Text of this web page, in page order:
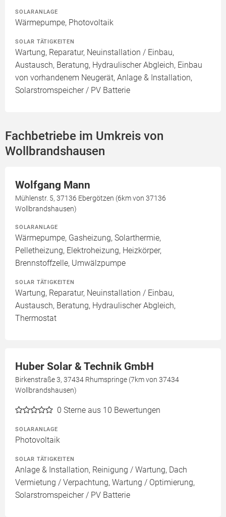
SOLARANLAGE
Wärmepumpe, Photovoltaik
SOLAR TÄTIGKEITEN
Wartung, Reparatur, Neuinstallation / Einbau,
Austausch, Beratung, Hydraulischer Abgleich, Einbau
von vorhandenem Neugerät, Anlage & Installation,
Solarstromspeicher / PV Batterie
Fachbetriebe im Umkreis von
Wollbrandshausen
Wolfgang Mann
Mühlenstr. 5, 37136 Ebergötzen (6km von 37136
Wollbrandshausen)
SOLARANLAGE
Wärmepumpe, Gasheizung, Solarthermie,
Pelletheizung, Elektroheizung, Heizkörper,
Brennstoffzelle, Umwälzpumpe
SOLAR TÄTIGKEITEN
Wartung, Reparatur, Neuinstallation / Einbau,
Austausch, Beratung, Hydraulischer Abgleich,
Thermostat
Huber Solar & Technik GmbH
Birkenstraße 3, 37434 Rhumspringe (7km von 37434
Wollbrandshausen)
0 Sterne aus 10 Bewertungen
SOLARANLAGE
Photovoltaik
SOLAR TÄTIGKEITEN
Anlage & Installation, Reinigung / Wartung, Dach
Vermietung / Verpachtung, Wartung / Optimierung,
Solarstromspeicher / PV Batterie